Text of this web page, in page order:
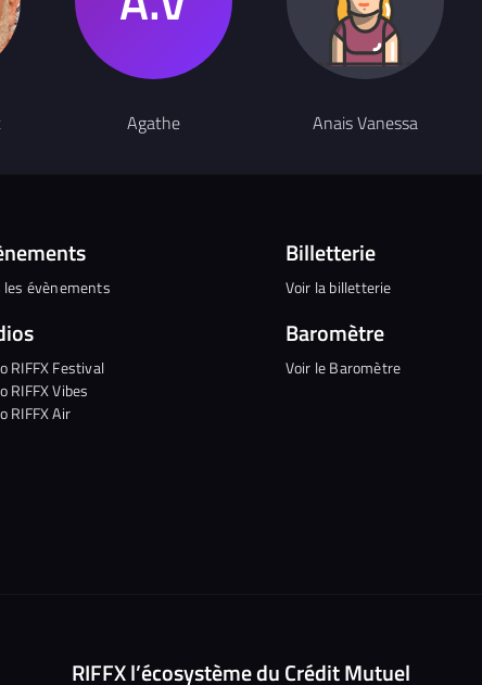
Agathe Anais Vanessa
les évènements
RIFFX Festival
RIFFX Vibes
RIFFX Air
Billetterie
Voir la billetterie
Baromètre
Voir le Baromètre
RIFFX l’écosystème du Crédit Mutuel